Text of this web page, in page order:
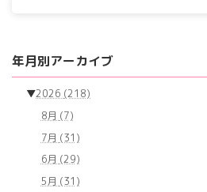
年月別アーカイブ
▼2026 (218)
8月 (7)
7月 (31)
6月 (29)
5月 (31)